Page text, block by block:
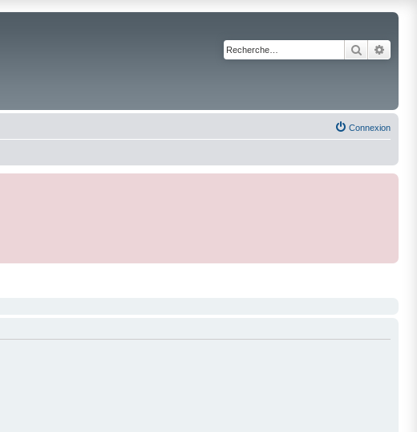
Rechercher
Connexion